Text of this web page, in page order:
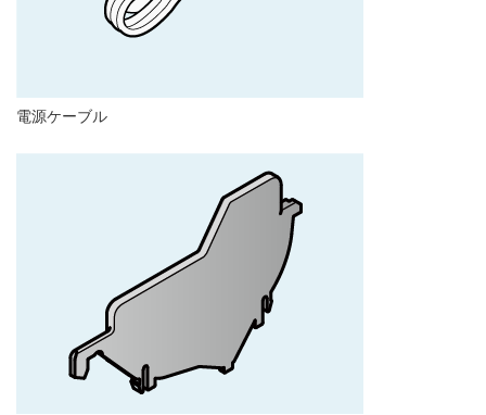
電源ケーブル